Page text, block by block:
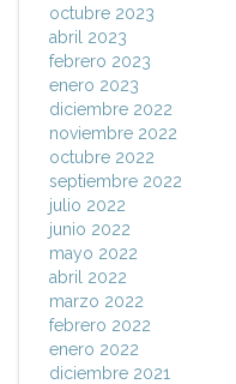
octubre 2023
abril 2023
febrero 2023
enero 2023
diciembre 2022
noviembre 2022
octubre 2022
septiembre 2022
julio 2022
junio 2022
mayo 2022
abril 2022
marzo 2022
febrero 2022
enero 2022
diciembre 2021